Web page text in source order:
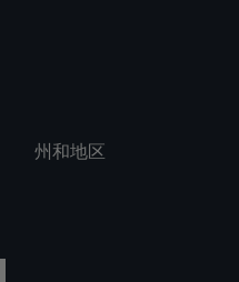
州和地区